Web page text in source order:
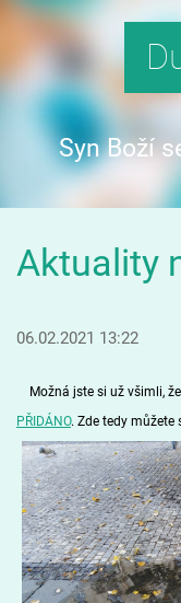
Syn Boží
Aktuality
06.02.2021 13:22
Možná jste si už všimli,
PŘIDÁNO. Zde tedy můžete